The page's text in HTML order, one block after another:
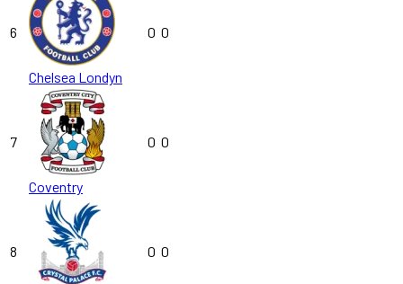
6
Chelsea Londyn
0 0
7
Coventry
0 0
8 0 0